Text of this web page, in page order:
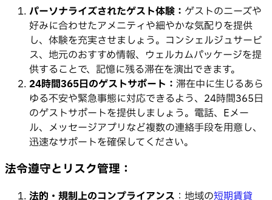
パーソナライズされたゲスト体験： ゲストのニーズや
好みに合わせたアメニティや細やかな気配りを提供
し、体験を充実させましょう。コンシェルジュサービ
ス、地元のおすすめ情報、ウェルカムパッケージを提
供することで、記憶に残る滞在を演出できます。
24時間365日のゲストサポート： 滞在中に生じるあら
ゆる不安や緊急事態に対応できるよう、24時間365日
のゲストサポートを提供しましょう。電話、Eメー
ル、メッセージアプリなど複数の連絡手段を用意し、
迅速なサポートを確保してください。
法令遵守とリスク管理：
法的・規制上のコンプライアンス ：地域の短期賃貸